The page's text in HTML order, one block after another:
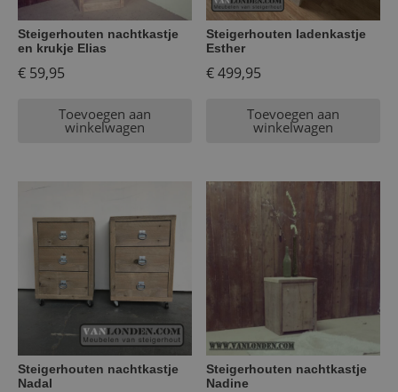
Steigerhouten nachtkastje
en krukje Elias
€ 59,95
Toevoegen aan
winkelwagen
Steigerhouten ladenkastje
Esther
€499,95
Toevoegen aan
winkelwagen
Steigerhouten nachtkastje
Nadal
Steigerhouten nachtkastje
Nadine